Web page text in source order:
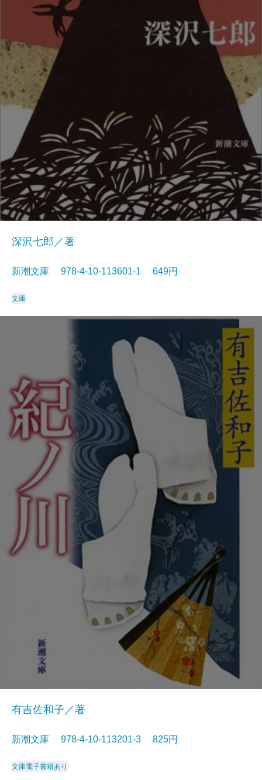
深沢七郎／著
新潮文庫 978-4-10-113601-1 649円
文庫
有吉佐和子／著
新潮文庫 978-4-10-113201-3 825円
文庫電子書籍あり